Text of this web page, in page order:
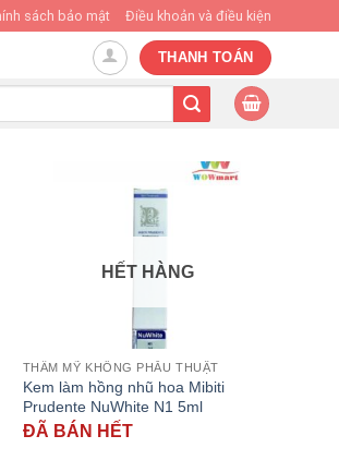
sách bảo mật Điều khoản và điều kiện
THANH TOÁN
HẾT HÀNG
THẨM MỸ KHÔNG PHẪU THUẬT
Kem làm hồng nhũ hoa Mibiti
Prudente NuWhite N1 5ml
ĐÃ BÁN HẾT